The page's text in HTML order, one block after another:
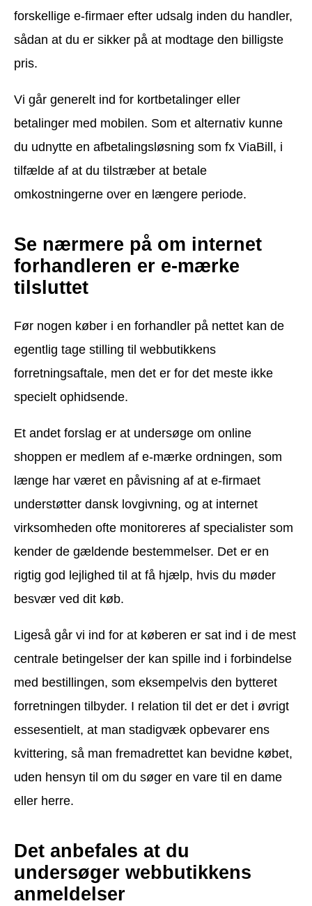
forskellige e-firmaer efter udsalg inden du handler,
sådan at du er sikker på at modtage den billigste
pris.
Vi går generelt ind for kortbetalinger eller
betalinger med mobilen. Som et alternativ kunne
du udnytte en afbetalingsløsning som fx ViaBill, i
tilfælde af at du tilstræber at betale
omkostningerne over en længere periode.
Se nærmere på om internet
forhandleren er e-mærke
tilsluttet
Før nogen køber i en forhandler på nettet kan de
egentlig tage stilling til webbutikkens
forretningsaftale, men det er for det meste ikke
specielt ophidsende.
Et andet forslag er at undersøge om online
shoppen er medlem af e-mærke ordningen, som
længe har været en påvisning af at e-firmaet
understøtter dansk lovgivning, og at internet
virksomheden ofte monitoreres af specialister som
kender de gældende bestemmelser. Det er en
rigtig god lejlighed til at få hjælp, hvis du møder
besvær ved dit køb.
Ligeså går vi ind for at køberen er sat ind i de mest
centrale betingelser der kan spille ind i forbindelse
med bestillingen, som eksempelvis den bytteret
forretningen tilbyder. I relation til det er det i øvrigt
essesentielt, at man stadigvæk opbevarer ens
kvittering, så man fremadrettet kan bevidne købet,
uden hensyn til om du søger en vare til en dame
eller herre.
Det anbefales at du
undersøger webbutikkens
anmeldelser